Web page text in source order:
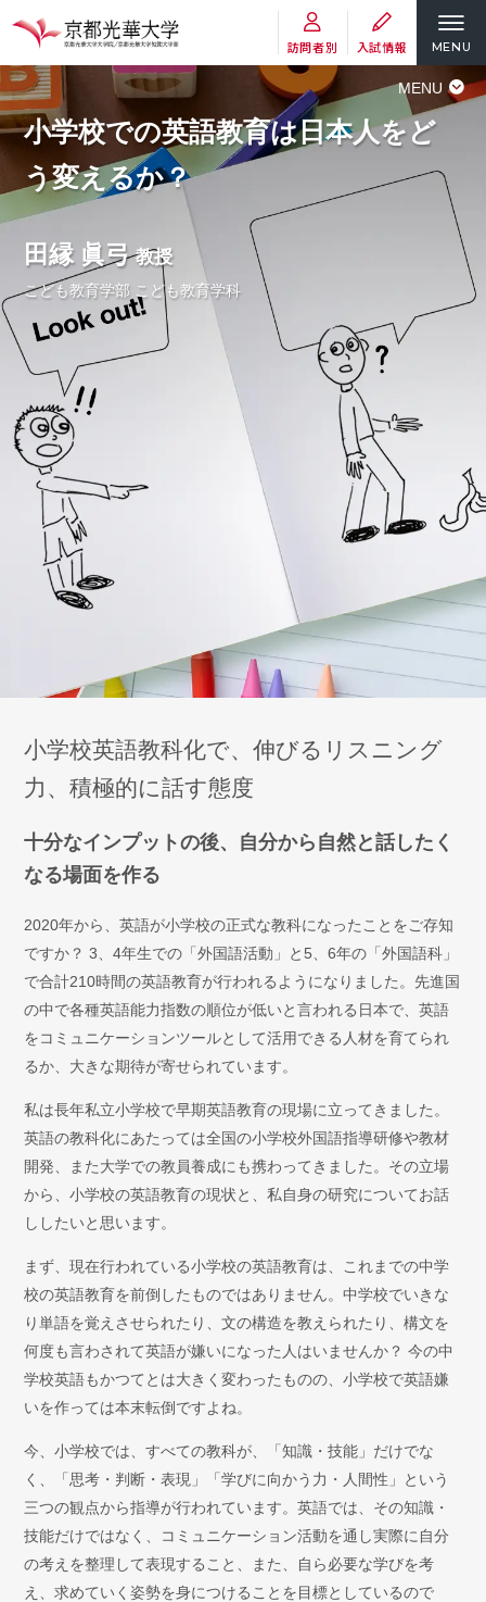
訪問者別 入試情報 MENU
MENU
小学校での英語教育は日本人をど
う変えるか？
田縁 眞弓 教授
こども教育学部 こども教育学科
小学校英語教科化で、伸びるリスニング
力、積極的に話す態度
十分なインプットの後、自分から自然と話したく
なる場面を作る
2020年から、英語が小学校の正式な教科になったことをご存知
ですか？ 3、4年生での「外国語活動」と5、6年の「外国語科」
で合計210時間の英語教育が行われるようになりました。先進国
の中で各種英語能力指数の順位が低いと言われる日本で、英語
をコミュニケーションツールとして活用できる人材を育てられ
るか、大きな期待が寄せられています。
私は長年私立小学校で早期英語教育の現場に立ってきました。
英語の教科化にあたっては全国の小学校外国語指導研修や教材
開発、また大学での教員養成にも携わってきました。その立場
から、小学校の英語教育の現状と、私自身の研究についてお話
ししたいと思います。
まず、現在行われている小学校の英語教育は、これまでの中学
校の英語教育を前倒したものではありません。中学校でいきな
り単語を覚えさせられたり、文の構造を教えられたり、構文を
何度も言わされて英語が嫌いになった人はいませんか？ 今の中
学校英語もかつてとは大きく変わったものの、小学校で英語嫌
いを作っては本末転倒ですよね。
今、小学校では、すべての教科が、「知識・技能」だけでな
く、「思考・判断・表現」「学びに向かう力・人間性」という
三つの観点から指導が行われています。英語では、その知識・
技能だけではなく、コミュニケーション活動を通し実際に自分
の考えを整理して表現すること、また、自ら必要な学びを考
え、求めていく姿勢を身につけることを目標としているので